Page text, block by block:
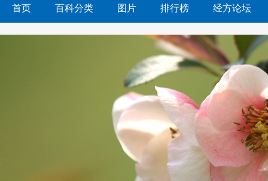
首页 百科分类 图片 排行榜 经方论坛